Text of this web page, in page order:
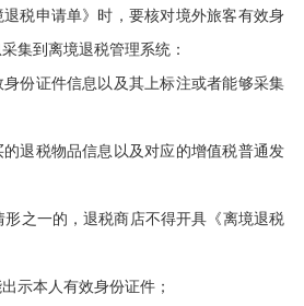
税申请单》时，要核对境外旅客有效身
集到离境退税管理系统：
身份证件信息以及其上标注或者能够采集
的退税物品信息以及对应的增值税普通发
形之一的，退税商店不得开具《离境退税
示本人有效身份证件；